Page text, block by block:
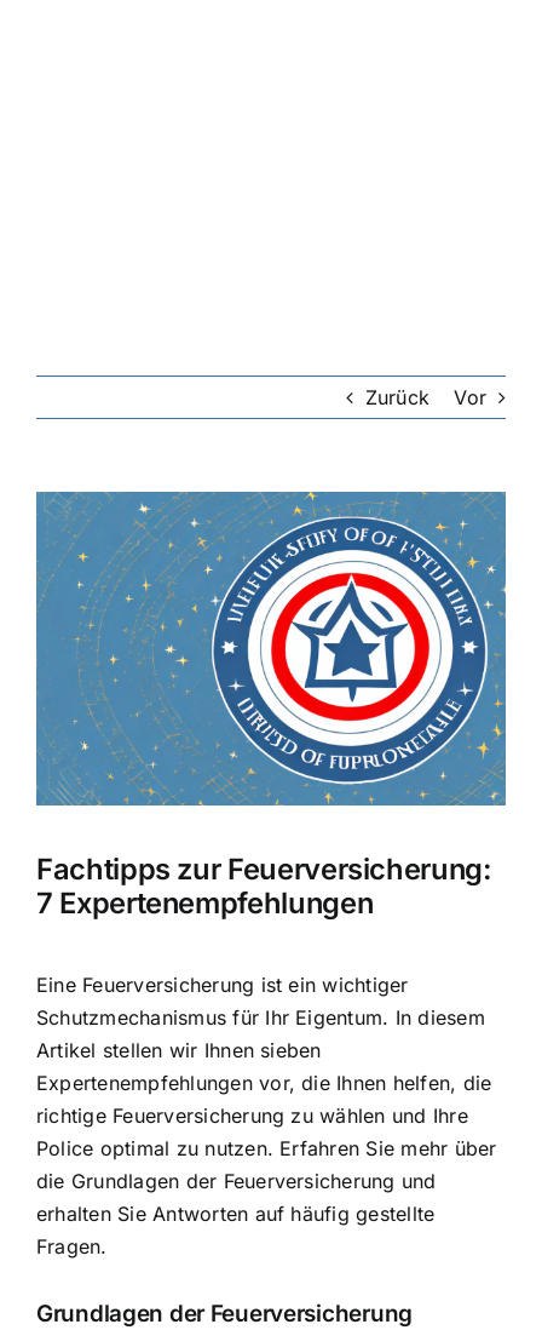
Hausratversicherung
Berufsunfähigkeitsversicherung
Weitere Tarifvergleiche
Hilfe und Kontakt
Zurück Vor
Zeige
grösseres
Bild
Fachtipps zur Feuerversicherung:
7 Expertenempfehlungen
Eine Feuerversicherung ist ein wichtiger
Schutzmechanismus für Ihr Eigentum. In diesem
Artikel stellen wir Ihnen sieben
Expertenempfehlungen vor, die Ihnen helfen, die
richtige Feuerversicherung zu wählen und Ihre
Police optimal zu nutzen. Erfahren Sie mehr über
die Grundlagen der Feuerversicherung und
erhalten Sie Antworten auf häufig gestellte
Fragen.
Grundlagen der Feuerversicherung